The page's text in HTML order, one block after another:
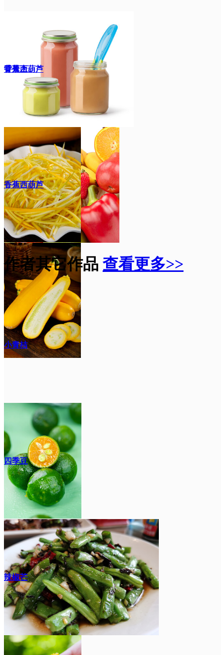
背景上。
香蕉西葫芦
香蕉西葫芦
作者其它作品 查看更多>>
小青桔
四季豆
辣椒芒